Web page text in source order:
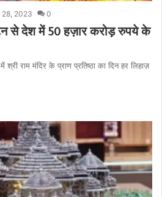
28, 2023 0
से देश में 50 हज़ार करोड़ रुपये के
राम मंदिर के प्राण प्रतिष्ठा का दिन हर लिहाज़